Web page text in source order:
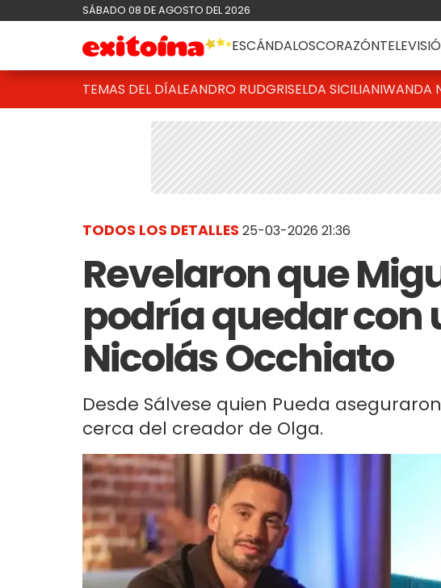
SÁBADO 08 DE AGOSTO DEL 2026
ESCÁNDALOSCORAZÓN
TEMAS DEL DÍALEANDRO RUDGRISELDA SICILIANIWANDA
TODOS LOS DETALLES 25-03-2026 21:36
Revelaron que
podría quedar con
Nicolás Occhiato
Desde Sálvese quien Pueda
cerca del creador de Olga.